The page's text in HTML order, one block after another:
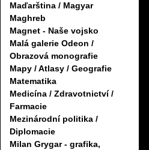
Maďarština / Magyar
Maghreb
Magnet - Naše vojsko
Malá galerie Odeon /
Obrazová monografie
Mapy / Atlasy / Geografie
Matematika
Medicína / Zdravotnictví /
Farmacie
Mezinárodní politika /
Diplomacie
Milan Grygar - grafika,